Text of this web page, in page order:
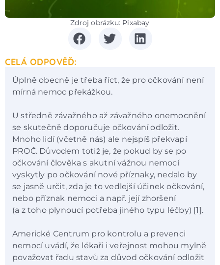
Zdroj obrázku: Pixabay
CELÁ ODPOVĚĎ:
Úplně obecně je třeba říct, že pro očkování není
mírná nemoc překážkou.
U středně závažného až závažného onemocnění
se skutečně doporučuje očkování odložit.
Mnoho lidí (včetně nás) ale nejspíš překvapí
PROČ. Důvodem totiž je, že pokud by se po
očkování člověka s akutní vážnou nemocí
vyskytly po očkování nové příznaky, nedalo by
se jasně určit, zda je to vedlejší účinek očkování,
nebo příznak nemoci a např. její zhoršení
(a z toho plynoucí potřeba jiného typu léčby) [1].
Americké Centrum pro kontrolu a prevenci
nemocí uvádí, že lékaři i veřejnost mohou mylně
považovat řadu stavů za důvod očkování odložit